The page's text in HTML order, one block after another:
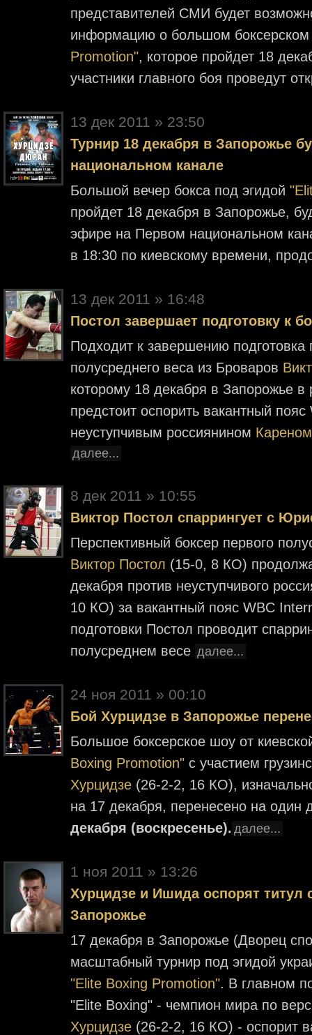
представителей СМИ будет
информацию о большом
Promotion", которое пройдет 18
участники главного боя проведут
13 дек 2011 » 23:50
Турнир 18 декабря в Запорожье
национальном канале
Большой вечер бокса под эгидой
пройдет 18 декабря в Запорожье,
эфире на Первом национальном
в 18:30 по киевскому времени,
13 дек 2011 » 16:48
Постол завершает подготовку к
Подходит к завершению подготовка
полусреднего веса из Броваров
которому 18 декабря в Запорожье в
предстоит оспорить вакантный
неуступчивым россиянином
далее...
8 дек 2011 » 10:55
Виктор Постол спаррингует с
Перспективный боксер первого
Виктор Постол (15-0, 8 КО)
декабря против неуступчивого
10 КО) за вакантный пояс WBC
подготовки Постол проводит
полусреднем весе далее...
24 ноя 2011 » 00:10
Бой Хурцидзе в Запорожье
Большое боксерское шоу от
Boxing Promotion" с участием
Хурцидзе (26-2-2, 16 КО),
на 17 декабря, перенесено на один
декабря (воскресенье). далее...
1 ноя 2011 » 13:26
Хурцидзе и Ишида оспорят титул
Запорожье
17 декабря в Запорожье (Дворец
масштабный турнир под эгидой
"Elite Boxing Promotion". В главном
"Elite Boxing" - чемпион мира по
Хурцидзе (26-2-2, 16 КО) - оспорит